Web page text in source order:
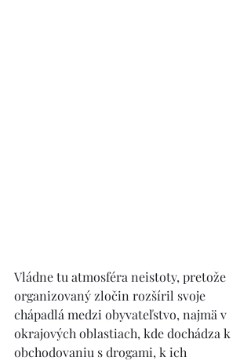
Vládne tu atmosféra neistoty, pretože
organizovaný zločin rozšíril svoje
chápadlá medzi obyvateľstvo, najmä v
okrajových oblastiach, kde dochádza k
obchodovaniu s drogami, k ich